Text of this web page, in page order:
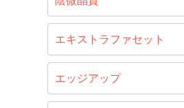
エキストラファセット
エッジアップ